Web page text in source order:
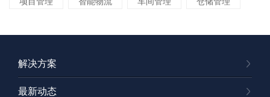
解决方案
最新动态